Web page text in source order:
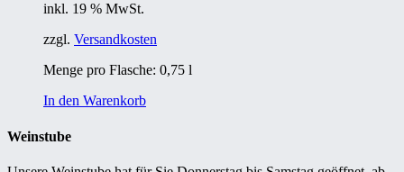
inkl. 19 % MwSt.
zzgl. Versandkosten
Menge pro Flasche: 0,75 l
In den Warenkorb
Weinstube